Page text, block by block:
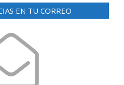
EN TU CORREO